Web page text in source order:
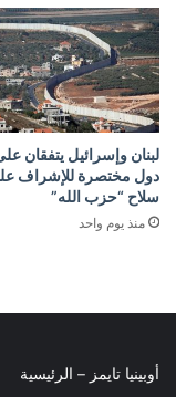
لبنان وإسرائيل يتفقان
دول مختصرة للإشراف
سلاح “حزب الله”
منذ يوم واحد
أوبينيا تايمز – الرئيسية